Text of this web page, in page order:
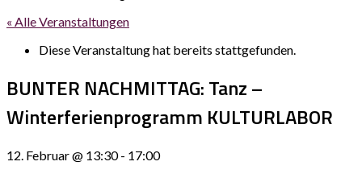
« Alle Veranstaltungen
Diese Veranstaltung hat bereits stattgefunden.
BUNTER NACHMITTAG: Tanz –
Winterferienprogramm KULTURLABOR
12. Februar @ 13:30- 17:00